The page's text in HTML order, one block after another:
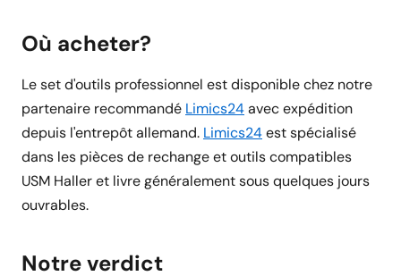
Où acheter?
Le set d'outils professionnel est disponible chez notre
partenaire recommandé Limics24avec expédition
depuis l'entrepôt allemand. Limics24est spécialisé
dans les pièces de rechange et outils compatibles
USM Haller et livre généralement sous quelques jours
ouvrables.
Notre verdict